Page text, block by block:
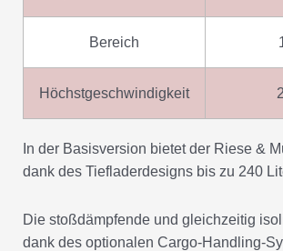
Bereich
Höchstgeschwindigkeit
In der Basisversion bietet der Riese &
dank des Tiefladerdesigns bis zu 240
Die stoßdämpfende und gleichzeitig
dank des optionalen Cargo-Handling-